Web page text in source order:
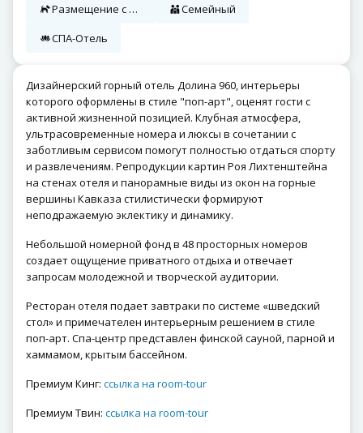
Размещение с Животными
Семейный
СПА-Отель
Дизайнерский горный отель Долина 960, интерьеры
которого оформлены в стиле "поп-арт", оценят гости с
активной жизненной позицией. Клубная атмосфера,
ультрасовременные номера и люксы в сочетании с
заботливым сервисом помогут полностью отдаться спорту
и развлечениям. Репродукции картин Роя Лихтенштейна
на стенах отеля и панорамные виды из окон на горные
вершины Кавказа стилистически формируют
неподражаемую эклектику и динамику.
Небольшой номерной фонд в 48 просторных номеров
создает ощущение приватного отдыха и отвечает
запросам молодежной и творческой аудитории.
Ресторан отеля подает завтраки по системе «шведский
стол» и примечателен интерьерным решением в стиле
поп-арт. Спа-центр представлен финской сауной, парной и
хаммамом, крытым бассейном.
Премиум Кинг: ссылка на room-tour
Премиум Твин: ссылка на room-tour